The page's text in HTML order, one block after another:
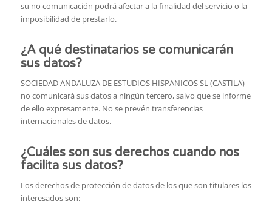
su no comunicación podrá afectar a la finalidad del servicio o la
imposibilidad de prestarlo.
¿A qué destinatarios se comunicarán
sus datos?
SOCIEDAD ANDALUZA DE ESTUDIOS HISPANICOS SL (CASTILA)
no comunicará sus datos a ningún tercero, salvo que se informe
de ello expresamente. No se prevén transferencias
internacionales de datos.
¿Cuáles son sus derechos cuando nos
facilita sus datos?
Los derechos de protección de datos de los que son titulares los
interesados son: